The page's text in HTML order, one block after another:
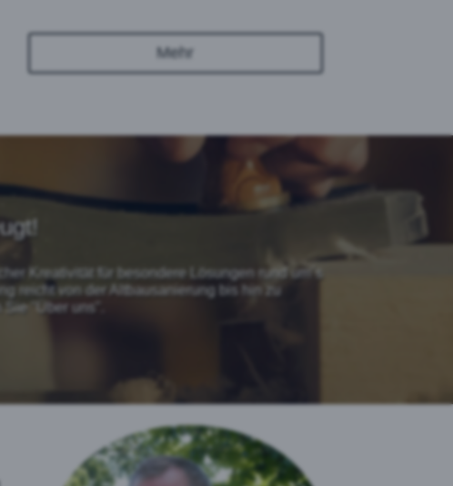
Mehr
Kreativität für besondere Lösungen rund um´s
reicht von der Altbausanierung bis hin zu
Sie
"Über uns"